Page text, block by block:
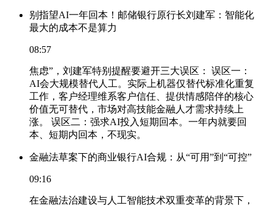
别指望AI一年回本！邮储银行原行长刘建军：智能化
最大的成本不是算力
08:57
焦虑”，刘建军特别提醒要避开三大误区： 误区一：
AI会大规模替代人工。实际上机器仅替代标准化重复
工作，客户经理维系客户信任、提供情感陪伴的核心
价值无可替代，市场对高技能金融人才需求持续上
涨。 误区二：强求AI投入短期回本。一年内就要回
本、短期内回本，不现实。
金融法草案下的商业银行AI合规：从“可用”到“可控”
09:16
在金融法治建设与人工智能技术双重变革的背景下，